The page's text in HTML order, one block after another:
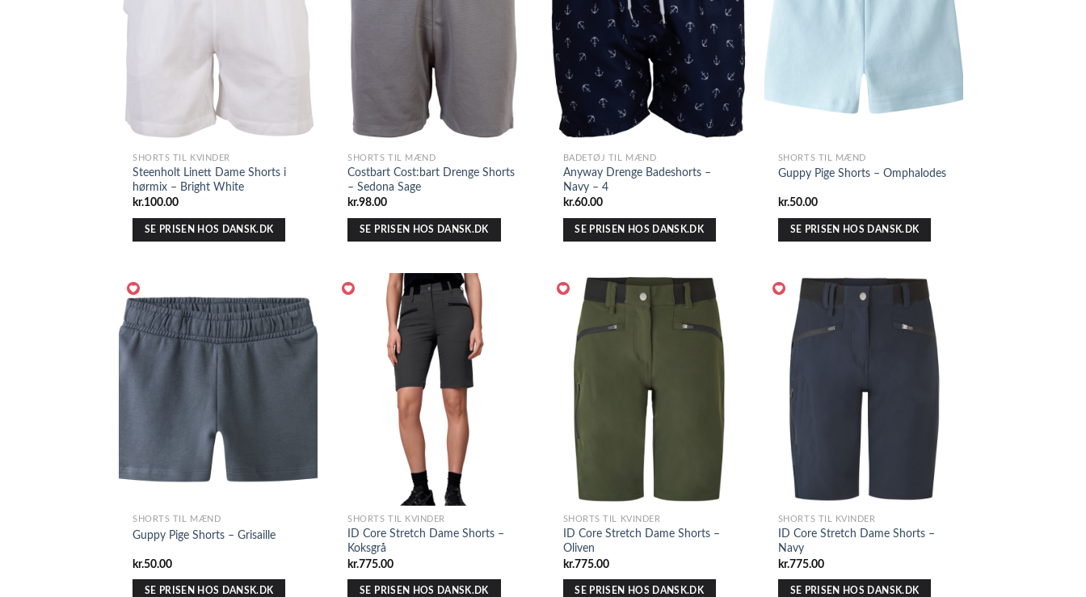
SHORTS TIL KVINDER
Steenholt Linett Dame Shorts i
hørmix – Bright White
kr.100.00
SE PRISEN HOS DANSK.DK
SHORTS TIL MÆND
Costbart Cost:bart Drenge Shorts
– Sedona Sage
kr.98.00
SE PRISEN HOS DANSK.DK
BADETØJ TIL MÆND
Anyway Drenge Badeshorts –
Navy – 4
kr.60.00
SE PRISEN HOS DANSK.DK
SHORTS TIL MÆND
Guppy Pige Shorts – Omphalodes
kr.50.00
SE PRISEN HOS DANSK.DK
SHORTS TIL MÆND
Guppy Pige Shorts – Grisaille
kr.50.00
SE PRISEN HOS DANSK.DK
SHORTS TIL KVINDER
ID Core Stretch Dame Shorts –
Koksgrå
kr.775.00
SE PRISEN HOS DANSK.DK
SHORTS TIL KVINDER
ID Core Stretch Dame Shorts –
Oliven
kr.775.00
SE PRISEN HOS DANSK.DK
SHORTS TIL KVINDER
ID Core Stretch Dame Shorts –
Navy
kr.775.00
SE PRISEN HOS DANSK.DK